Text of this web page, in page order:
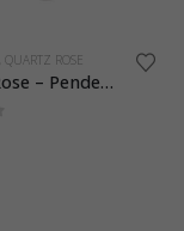
QUARTZ ROSE
Quartz Rose – Pendentif Coeur